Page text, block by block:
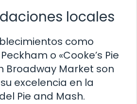
locales
como
o «Cooke’s Pie
Broadway Market son
excelencia en la
Pie and Mash.